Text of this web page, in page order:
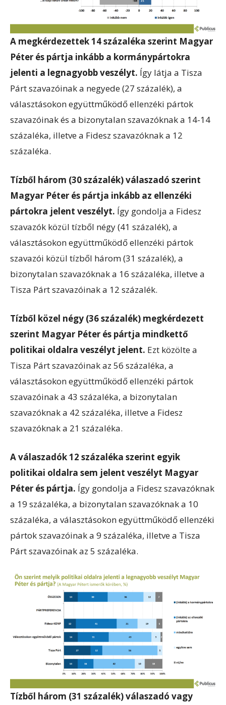
A megkérdezettek 14 százaléka szerint Magyar
Péter és pártja inkább a kormánypártokra
jelenti a legnagyobb veszélyt. Így látja a Tisza
Párt szavazóinak a negyede (27 százalék), a
választásokon együttműködő ellenzéki pártok
szavazóinak és a bizonytalan szavazóknak a 14-14
százaléka, illetve a Fidesz szavazóknak a 12
százaléka.
Tízből három (30 százalék) válaszadó szerint
Magyar Péter és pártja inkább az ellenzéki
pártokra jelent veszélyt. Így gondolja a Fidesz
szavazók közül tízből négy (41 százalék), a
választásokon együttműködő ellenzéki pártok
szavazói közül tízből három (31 százalék), a
bizonytalan szavazóknak a 16 százaléka, illetve a
Tisza Párt szavazóinak a 12 százalék.
Tízből közel négy (36 százalék) megkérdezett
szerint Magyar Péter és pártja mindkettő
politikai oldalra veszélyt jelent. Ezt közölte a
Tisza Párt szavazóinak az 56 százaléka, a
választásokon együttműködő ellenzéki pártok
szavazóinak a 43 százaléka, a bizonytalan
szavazóknak a 42 százaléka, illetve a Fidesz
szavazóknak a 21 százaléka.
A válaszadók 12 százaléka szerint egyik
politikai oldalra sem jelent veszélyt Magyar
Péter és pártja. Így gondolja a Fidesz szavazóknak
a 19 százaléka, a bizonytalan szavazóknak a 10
százaléka, a választásokon együttműködő ellenzéki
pártok szavazóinak a 9 százaléka, illetve a Tisza
Párt szavazóinak az 5 százaléka.
Tízből három (31 százalék) válaszadó vagy